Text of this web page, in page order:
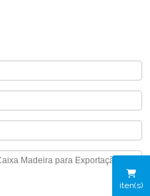
iten(s)